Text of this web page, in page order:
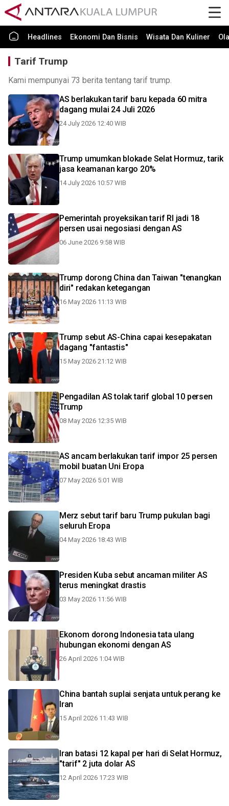
Headlines Ekonomi Dan Bisnis Wisata Dan Kuliner
Tarif Trump
Kami mempunyai 73 berita tentang tarif trump.
AS berlakukan tarif baru kepada 60 mitra
dagang mulai 24 Juli 2026
24 July 2026 12:40 WIB
Trump umumkan blokade Selat Hormuz, tarik
jasa keamanan kargo 20%
14 July 2026 10:57 WIB
Pemerintah proyeksikan tarif RI jadi 18
persen usai negosiasi dengan AS
06 June 2026 9:58 WIB
Trump dorong China dan Taiwan "tenangkan
diri" redakan ketegangan
16 May 2026 11:13 WIB
Trump sebut AS-China capai kesepakatan
dagang "fantastis"
15 May 2026 21:12 WIB
Pengadilan AS tolak tarif global 10 persen
Trump
08 May 2026 12:35 WIB
AS ancam berlakukan tarif impor 25 persen
mobil buatan Uni Eropa
07 May 2026 5:01 WIB
Merz sebut tarif baru Trump pukulan bagi
seluruh Eropa
04 May 2026 18:43 WIB
Presiden Kuba sebut ancaman militer AS
terus meningkat drastis
03 May 2026 11:56 WIB
Ekonom dorong Indonesia tata ulang
hubungan ekonomi dengan AS
26 April 2026 1:04 WIB
China bantah suplai senjata untuk perang ke
Iran
15 April 2026 11:43 WIB
Iran batasi 12 kapal per hari di Selat Hormuz,
"tarif" 2 juta dolar AS
12 April 2026 17:23 WIB